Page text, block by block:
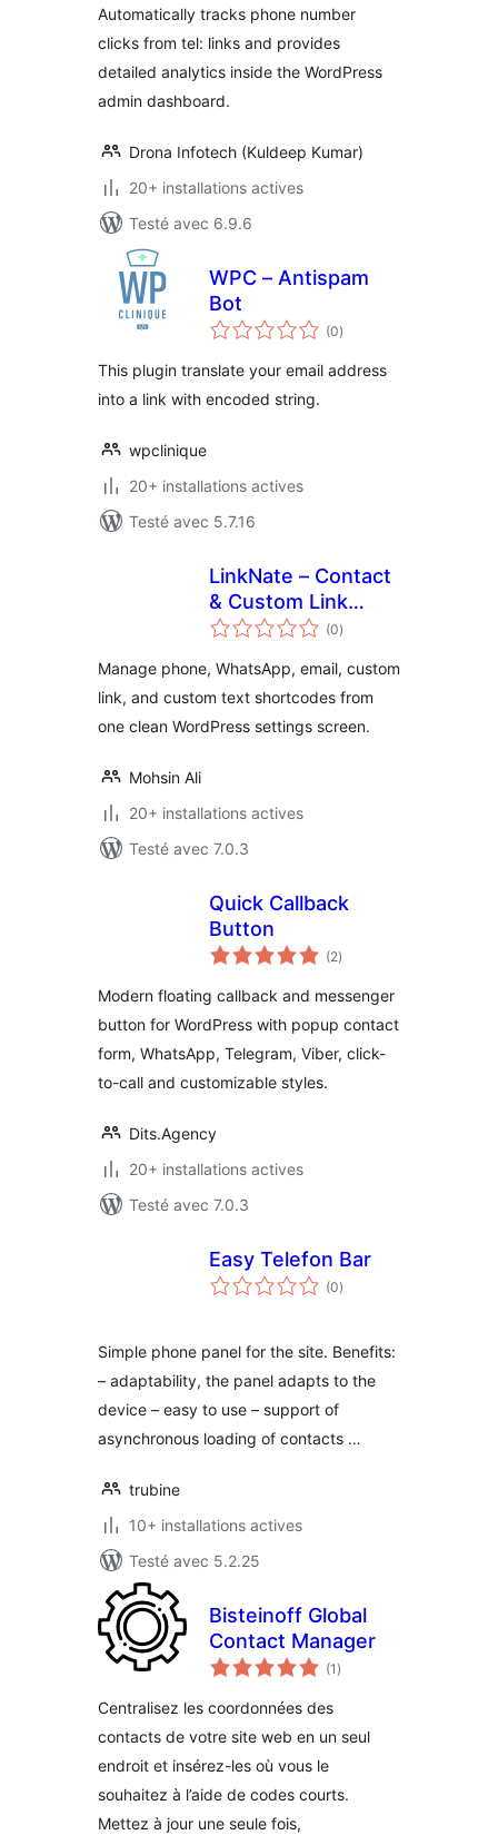
Automatically tracks phone number
clicks from tel: links and provides
detailed analytics inside the WordPress
admin dashboard.
Drona Infotech (Kuldeep Kumar)
20+ installations actives
Testé avec 6.9.6
WPC – Antispam
Bot
(0notes
en
)
This plugin translate your email address
into a link with encoded string.
wpclinique
20+ installations actives
Testé avec 5.7.16
LinkNate – Contact
& Custom Link
Shortcodes (0notes
en
)
Manage phone, WhatsApp, email, custom
link, and custom text shortcodes from
one clean WordPress settings screen.
Mohsin Ali
20+ installations actives
Testé avec 7.0.3
Quick Callback
Button
(2notes
en
)
Modern floating callback and messenger
button for WordPress with popup contact
form, WhatsApp, Telegram, Viber, click-
to-call and customizable styles.
Dits.Agency
20+ installations actives
Testé avec 7.0.3
Easy Telefon Bar
(0notes
en
)
Simple phone panel for the site. Benefits:
– adaptability, the panel adapts to the
device – easy to use – support of
asynchronous loading of contacts …
trubine
10+ installations actives
Testé avec 5.2.25
Bisteinoff Global
Contact Manager
(1 notes
en
)
Centralisez les coordonnées des
contacts de votre site web en un seul
endroit et insérez-les où vous le
souhaitez à l’aide de codes courts.
Mettez à jour une seule fois,